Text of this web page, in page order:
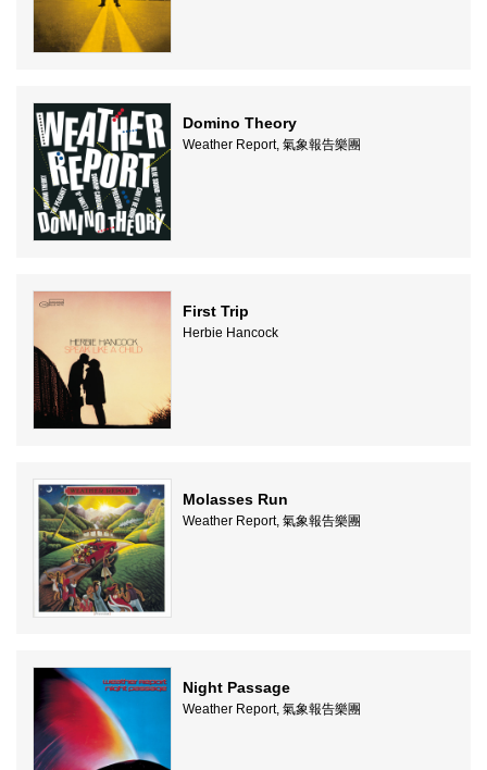
Domino Theory
Weather Report, 氣象報告樂團
First Trip
Herbie Hancock
Molasses Run
Weather Report, 氣象報告樂團
Night Passage
Weather Report, 氣象報告樂團